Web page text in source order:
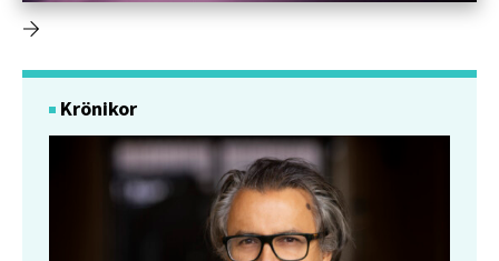
Krönikor